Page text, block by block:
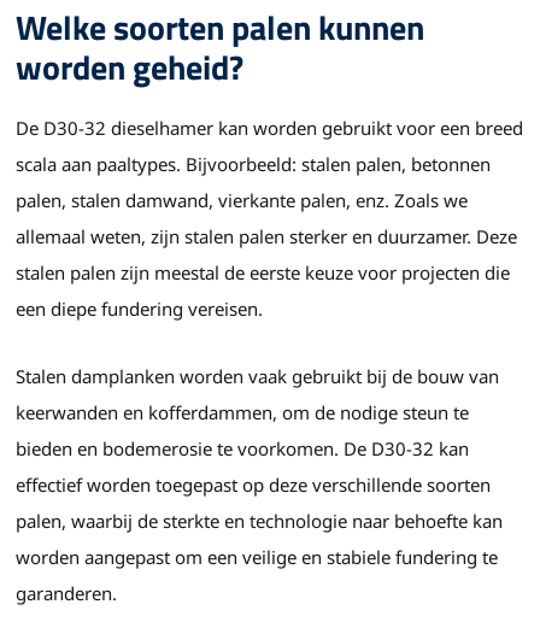
Welke soorten palen kunnen
worden geheid?
De D30-32 dieselhamer kan worden gebruikt voor een breed
scala aan paaltypes. Bijvoorbeeld: stalen palen, betonnen
palen, stalen damwand, vierkante palen, enz. Zoals we
allemaal weten, zijn stalen palen sterker en duurzamer. Deze
stalen palen zijn meestal de eerste keuze voor projecten die
een diepe fundering vereisen.
Stalen damplanken worden vaak gebruikt bij de bouw van
keerwanden en kofferdammen, om de nodige steun te
bieden en bodemerosie te voorkomen. De D30-32 kan
effectief worden toegepast op deze verschillende soorten
palen, waarbij de sterkte en technologie naar behoefte kan
worden aangepast om een veilige en stabiele fundering te
garanderen.